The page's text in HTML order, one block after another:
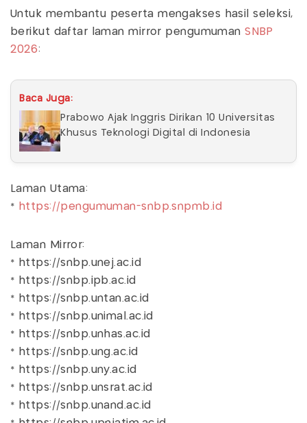
Untuk membantu peserta mengakses hasil seleksi,
berikut daftar laman mirror pengumumanSNBP
2026:
Baca Juga:
Prabowo Ajak Inggris Dirikan 10 Universitas
Khusus Teknologi Digital di Indonesia
Laman Utama:
* https://pengumuman-snbp.snpmb.id
Laman Mirror:
* https://snbp.unej.ac.id
* https://snbp.ipb.ac.id
* https://snbp.untan.ac.id
* https://snbp.unimal.ac.id
* https://snbp.unhas.ac.id
* https://snbp.ung.ac.id
* https://snbp.uny.ac.id
* https://snbp.unsrat.ac.id
* https://snbp.unand.ac.id